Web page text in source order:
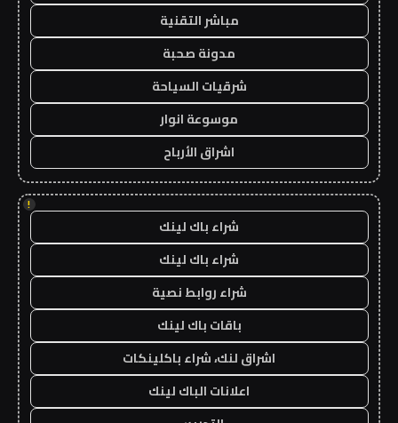
مباشر التقنية
مدونة صحبة
شرقيات السياحة
موسوعة انوار
اشراق الأرباح
!
شراء باك لينك
شراء باك لينك
شراء روابط نصية
باقات باك لينك
اشراق لنك، شراء باكلينكات
اعلانات الباك لينك